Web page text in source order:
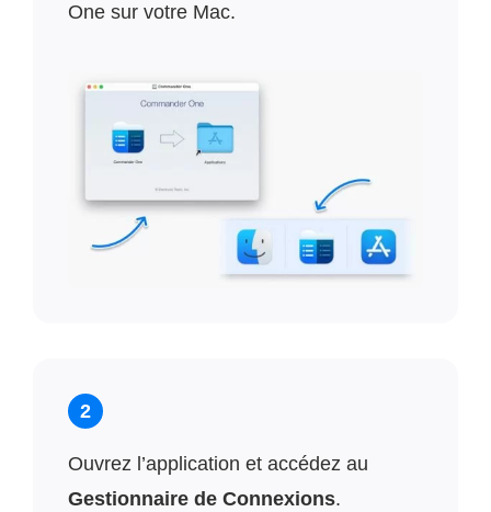
One sur votre Mac.
2
Ouvrez l’application et accédez au
Gestionnaire de Connexions.